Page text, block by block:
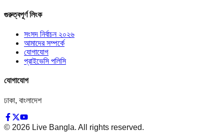
গুরুত্বপূর্ণ লিংক
সংসদ নির্বাচন ২০২৬
আমাদের সম্পর্কে
যোগাযোগ
প্রাইভেসি পলিসি
যোগাযোগ
ঢাকা, বাংলাদেশ
© 2026 Live Bangla. All rights reserved.